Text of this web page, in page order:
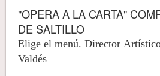
"OPERA A LA CARTA"
DE SALTILLO
Elige el menú. Director
Valdés